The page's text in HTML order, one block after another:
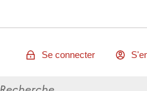
Se connecter
des données